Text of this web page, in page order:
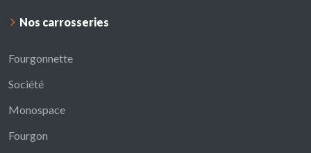
Nos carrosseries
Fourgonnette
Société
Monospace
Fourgon